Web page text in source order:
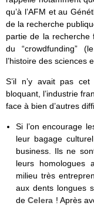
qu’à l’AFM et au
de la recherche
partie de la recherche
du “crowdfunding”
l’histoire des sciences
S’il n’y avait pas
bloquant, l’industrie
face à bien d’autres
Si l’on encourage
leur bagage
business. Ils ne
leurs homologues
milieu très
aux dents longues
deCelera ! Après